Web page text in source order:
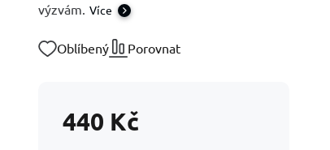
výzvám. Více
Oblíbený Porovnat
440 Kč